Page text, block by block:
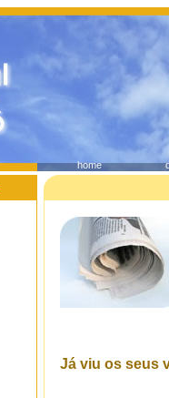
home
Já viu os seus